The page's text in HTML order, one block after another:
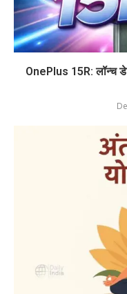
OnePlus 15R: लॉन्च